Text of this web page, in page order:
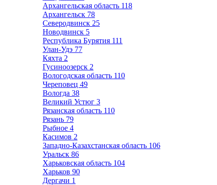
Архангельская область 118
Архангельск 78
Северодвинск 25
Новодвинск 5
Республика Бурятия 111
Улан-Удэ 77
Кяхта 2
Гусиноозерск 2
Вологодская область 110
Череповец 49
Вологда 38
Великий Устюг 3
Рязанская область 110
Рязань 79
Рыбное 4
Касимов 2
Западно-Казахстанская область 106
Уральск 86
Харьковская область 104
Харьков 90
Дергачи 1